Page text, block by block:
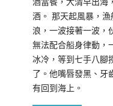
酒當餐，大清早出海
酒。 那天起風暴，
浪，一波接著一波，
無法配合船身律動，
冰冷，等到七手八腳
了。他嘴唇發黑、
有回到海上。